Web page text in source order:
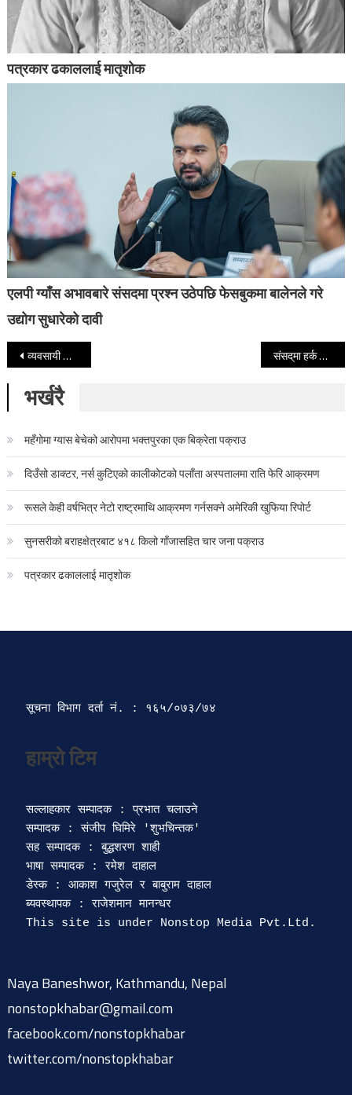
पत्रकार ढकाललाई मातृशोक
एलपी ग्याँस अभावबारे संसदमा प्रश्न उठेपछि फेसबुकमा बालेनले गरे
उद्योग सुधारेको दावी
Post navigation
व्यवसायी दीपक भट्ट पाटनबाट पक्राउ संसद्‌मा हर्क साम्पाङ- एमसीसी खारेज गर्नुपर्छ, जनताले हामीलाई ढिला गर्न पठाएका होइनन्
भर्खरै
महँगोमा ग्यास बेचेको आरोपमा भक्तपुरका एक बिक्रेता पक्राउ
दिउँसो डाक्टर, नर्स कुटिएको कालीकोटको पलाँता अस्पतालमा राति फेरि आक्रमण
रूसले केही वर्षभित्र नेटो राष्ट्रमाथि आक्रमण गर्नसक्ने अमेरिकी खुफिया रिपोर्ट
सुनसरीको बराहक्षेत्रबाट ४१८ किलो गाँजासहित चार जना पक्राउ
पत्रकार ढकाललाई मातृशोक
सूचना विभाग दर्ता‍ नं. : १६५/०७३/७४
हाम्रो टिम
सल्लाहकार सम्पादक : प्रभात चलाउने
सम्पादक : संजीप घिमिरे 'शुभचिन्तक'
सह सम्पादक : बुद्धशरण शाही
भाषा सम्पादक : रमेश दाहाल
डेस्क : आकाश गजुरेल र बाबुराम दाहाल
ब्यवस्थापक : राजेशमान मानन्धर
Naya Baneshwor, Kathmandu, Nepal
nonstopkhabar@gmail.com
facebook.com/nonstopkhabar
twitter.com/nonstopkhabar